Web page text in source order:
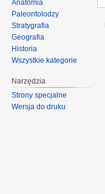
Anatomia
Paleontolodzy
Stratygrafia
Geografia
Historia
Wszystkie kategorie
Narzędzia
Strony specjalne
Wersja do druku